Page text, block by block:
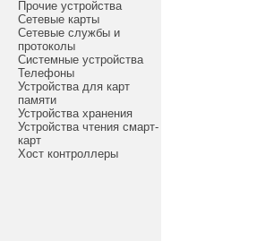
Прочие устройства
Сетевые карты
Сетевые службы и
протоколы
Системные устройства
Телефоны
Устройства для карт
памяти
Устройства хранения
Устройства чтения смарт-
карт
Хост контроллеры